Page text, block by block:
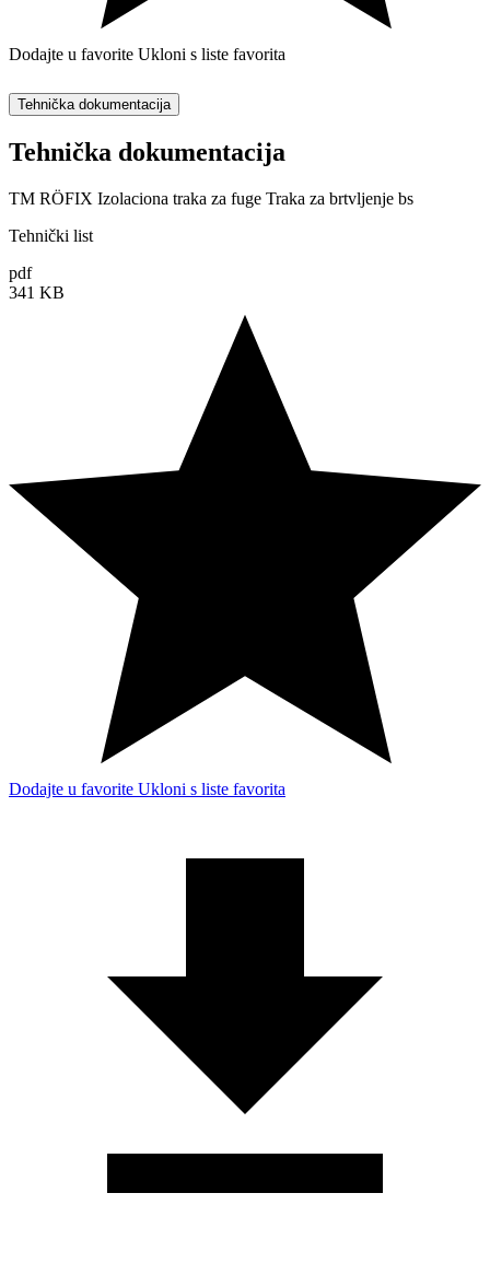
Dodajte u favorite Ukloni s liste favorita
Tehnička dokumentacija
Tehnička dokumentacija
TM RÖFIX Izolaciona traka za fuge Traka za brtvljenje bs
Tehnički list
pdf
341 KB
Dodajte u favorite Ukloni s liste favorita